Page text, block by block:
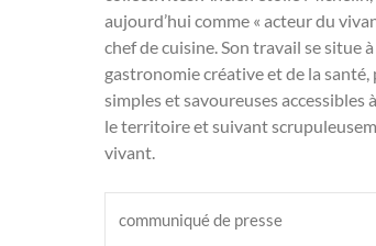
aujourd’hui comme « acteur du
chef de cuisine. Son travail se situe
gastronomie créative et de la
simples et savoureuses accessibles
le territoire et suivant
vivant.
communiqué de presse